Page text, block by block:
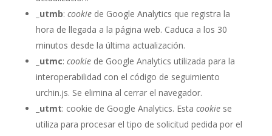
_utmb: cookie de Google Analytics que registra la
hora de llegada a la página web. Caduca a los 30
minutos desde la última actualización.
_utmc: cookie de Google Analytics utilizada para la
interoperabilidad con el código de seguimiento
urchin.js. Se elimina al cerrar el navegador.
utmt: cookie de Google Analytics. Esta cookie se
utiliza para procesar el tipo de solicitud pedida por el